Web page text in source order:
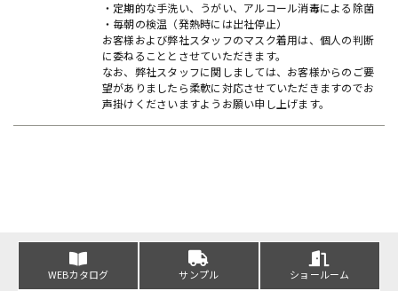
・定期的な手洗い、うがい、アルコール消毒による除菌
・毎朝の検温（発熱時には出社停止）
お客様および弊社スタッフのマスク着用は、個人の判断
に委ねることとさせていただきます。
なお、弊社スタッフに関しましては、お客様からのご要
望がありましたら柔軟に対応させていただきますのでお
声掛けくださいますようお願い申し上げます。
WEBカタログ サンプル ショールーム